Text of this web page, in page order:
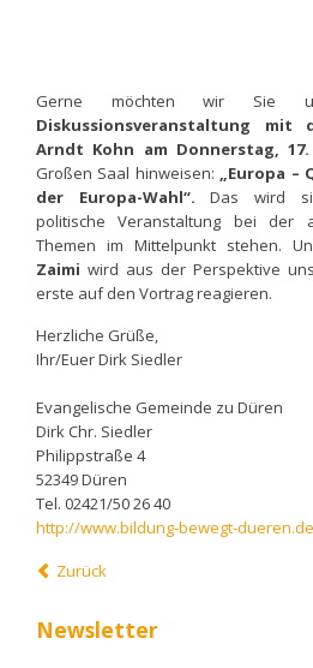
Gerne möchten wir Sie
Diskussionsveranstaltung mit
Arndt Kohn am Donnerstag,
Großen Saal hinweisen: „Europa –
der Europa-Wahl“. Das wird
politische Veranstaltung bei der
Themen im Mittelpunkt stehen.
Zaimi wird aus der Perspektive
erste auf den Vortrag reagieren.
Herzliche Grüße,
Ihr/Euer Dirk Siedler
Evangelische Gemeinde zu Düren
Dirk Chr. Siedler
Philippstraße 4
52349 Düren
Tel. 02421/50 26 40
http://www.bildung-bewegt-dueren.de
Zurück
Newsletter